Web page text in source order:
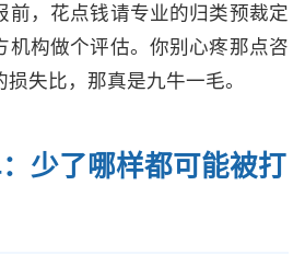
前，花点钱请专业的归类预裁定
机构做个评估。你别心疼那点咨
失比，那真是九牛一毛。
少了哪样都可能被打